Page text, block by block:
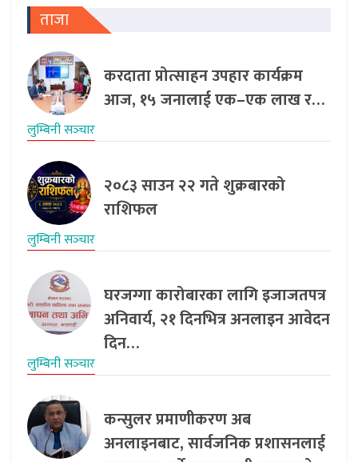
ताजा
करदाता प्रोत्साहन उपहार कार्यक्रम
आज, १५ जनालाई एक–एक लाख र…
लुम्बिनी सञ्‍चार
२०८३ साउन २२ गते शुक्रबारको
राशिफल
लुम्बिनी सञ्‍चार
घरजग्गा कारोबारका लागि इजाजतपत्र
अनिवार्य, २१ दिनभित्र अनलाइन आवेदन
दिन…
लुम्बिनी सञ्‍चार
कन्सुलर प्रमाणीकरण अब
अनलाइनबाट, सार्वजनिक प्रशासनलाई